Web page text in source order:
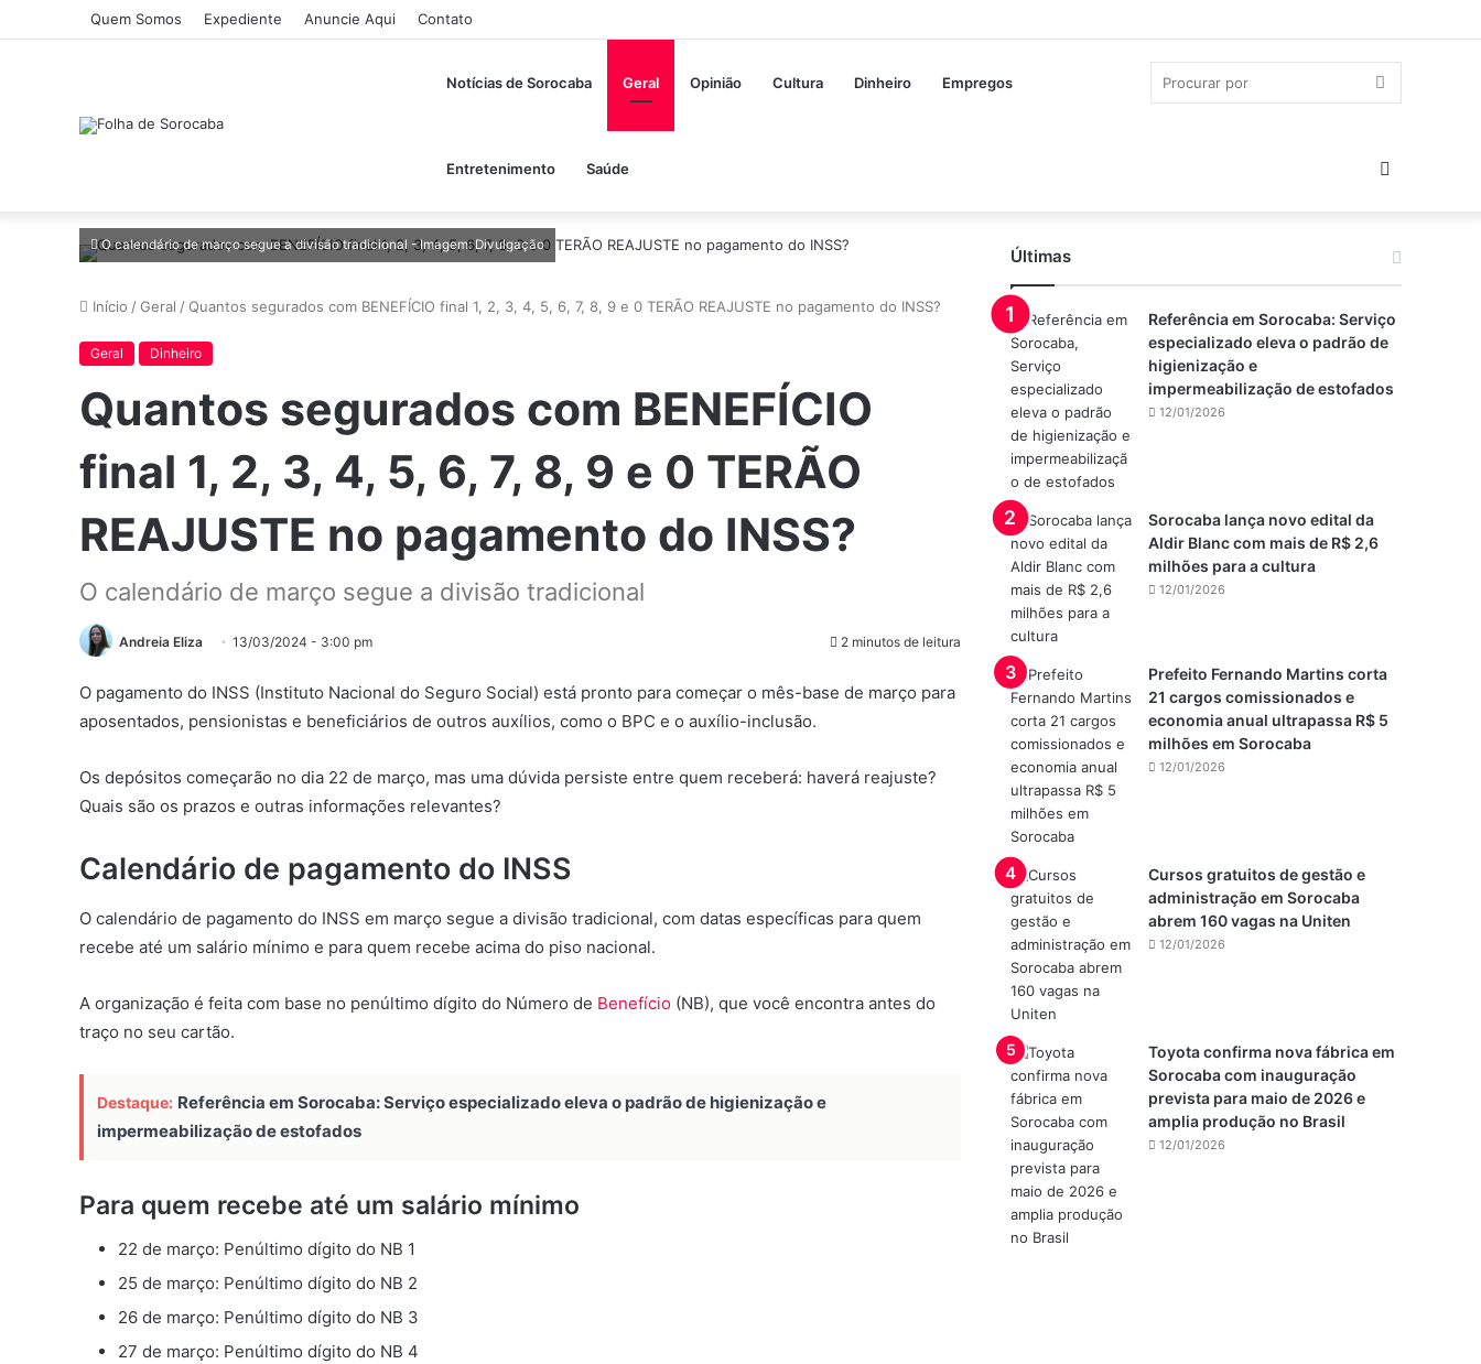
Quem Somos Expediente Anuncie Aqui Contato
Notícias de Sorocaba Geral Opinião Cultura Dinheiro Empregos
Entretenimento Saúde
Procurar
por
skin
O calendário de março segue a divisão tradicional - Imagem: Divulgação
Início /Geral /Quantos segurados com BENEFÍCIO final 1, 2, 3, 4, 5, 6, 7, 8, 9 e 0 TERÃO REAJUSTE no pagamento do INSS?
Geral Dinheiro
Quantos segurados com BENEFÍCIO
final 1, 2, 3, 4, 5, 6, 7, 8, 9 e 0 TERÃO
REAJUSTE no pagamento do INSS?
O calendário de março segue a divisão tradicional
Andreia Eliza 13/03/2024 - 3:00 pm 2 minutos de leitura
O pagamento do INSS (Instituto Nacional do Seguro Social) está pronto para começar o mês-base de março para
aposentados, pensionistas e beneficiários de outros auxílios, como o BPC e o auxílio-inclusão.
Os depósitos começarão no dia 22 de março, mas uma dúvida persiste entre quem receberá: haverá reajuste?
Quais são os prazos e outras informações relevantes?
Calendário de pagamento do INSS
O calendário de pagamento do INSS em março segue a divisão tradicional, com datas específicas para quem
recebe até um salário mínimo e para quem recebe acima do piso nacional.
A organização é feita com base no penúltimo dígito do Número de Benefício (NB), que você encontra antes do
traço no seu cartão.
Destaque: Referência em Sorocaba: Serviço especializado eleva o padrão de higienização e
impermeabilização de estofados
Para quem recebe até um salário mínimo
22 de março: Penúltimo dígito do NB 1
25 de março: Penúltimo dígito do NB 2
26 de março: Penúltimo dígito do NB 3
27 de março: Penúltimo dígito do NB 4
Últimas
Referência em Sorocaba: Serviço
especializado eleva o padrão de
higienização e
impermeabilização de estofados
12/01/2026
Sorocaba lança novo edital da
Aldir Blanc com mais de R$ 2,6
milhões para a cultura
12/01/2026
Prefeito Fernando Martins corta
21 cargos comissionados e
economia anual ultrapassa R$ 5
milhões em Sorocaba
12/01/2026
Cursos gratuitos de gestão e
administração em Sorocaba
abrem 160 vagas na Uniten
12/01/2026
Toyota confirma nova fábrica em
Sorocaba com inauguração
prevista para maio de 2026 e
amplia produção no Brasil
12/01/2026